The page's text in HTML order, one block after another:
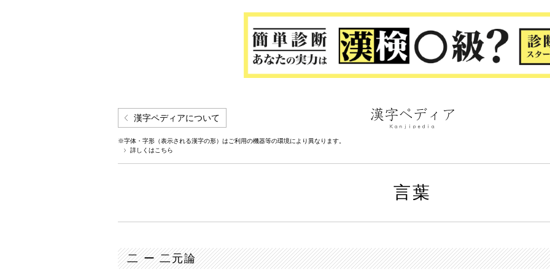
漢字ペディアについて
※字体・字形（表示される漢字の形）はご利用の機器等の環境により異なります。
詳しくはこちら
言葉
二 ー 二元論